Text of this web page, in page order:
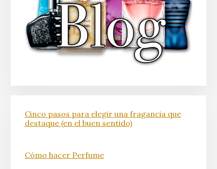
Cinco pasos para elegir una fragancia que
destaque (en el buen sentido)
Cómo hacer Perfume